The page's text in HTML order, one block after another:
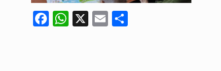
Facebook
WhatsApp
X Email